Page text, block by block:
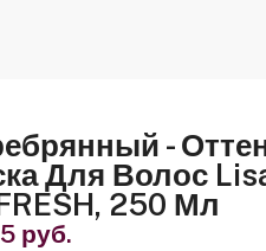
-
Для Волос
250 Мл
руб.